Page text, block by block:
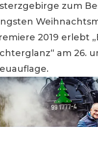
zum
2019 erlebt
am 26.